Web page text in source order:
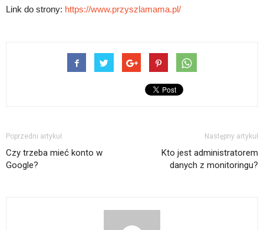
Link do strony: https://www.przyszlamama.pl/
Poprzedni artykuł
Czy trzeba mieć konto w
Google?
Następny artykuł
Kto jest administratorem
danych z monitoringu?